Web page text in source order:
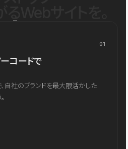
01
コードで
自社のブランドを最大限活かした